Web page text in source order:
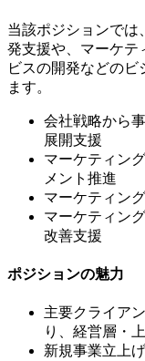
当該ポジションでは
発支援や、マーケテ
ビスの開発などのビ
ます。
会社戦略から
展開支援
マーケティン
メント推進
マーケティン
マーケティン
改善支援
ポジションの魅力
主要クライア
り、経営層・
新規事業立上